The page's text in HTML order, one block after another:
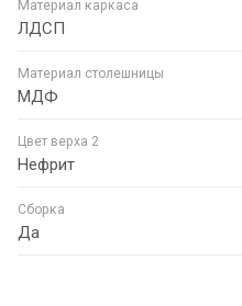
Материал каркаса
ЛДСП
Материал столешницы
МДФ
Цвет верха 2
Нефрит
Сборка
Да